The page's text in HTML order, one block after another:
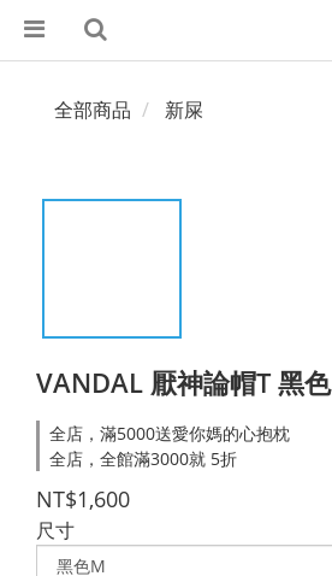
全部商品 新屎
VANDAL 厭神論帽T 黑色
全店，滿5000送愛你媽的心抱枕
全店，全館滿3000就 5折
NT$1,600
尺寸